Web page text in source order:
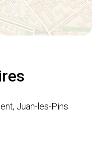
Juan-les-Pins